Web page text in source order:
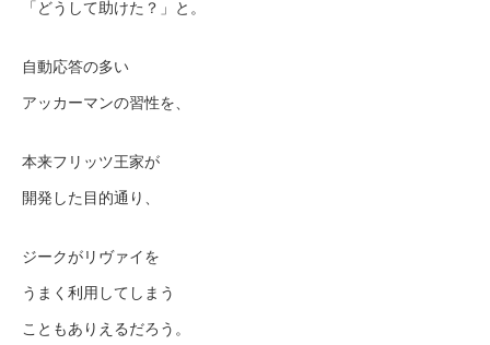
「どうして助けた？」と。
自動応答の多い
アッカーマンの習性を、
本来フリッツ王家が
開発した目的通り、
ジークがリヴァイを
うまく利用してしまう
こともありえるだろう。